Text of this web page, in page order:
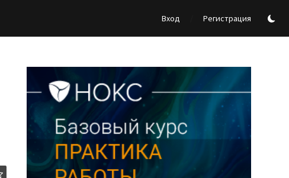
Вход Регистрация